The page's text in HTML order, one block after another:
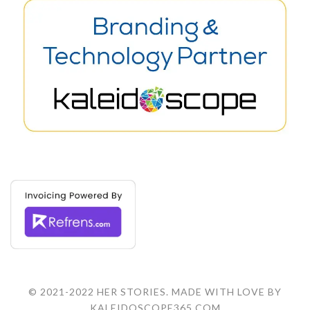
© 2021-2022 HER STORIES. MADE WITH LOVE BY
KALEIDOSCOPE365.COM